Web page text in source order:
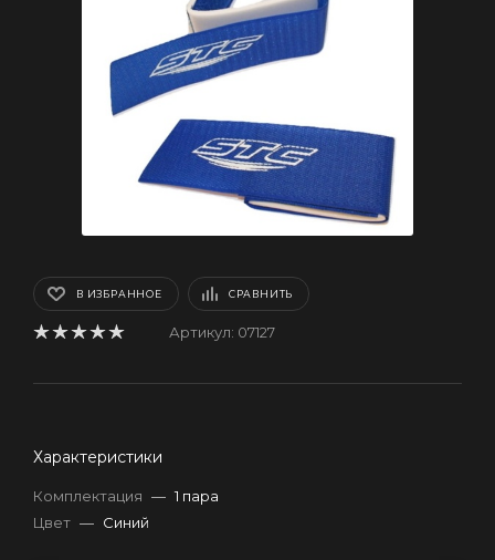
В ИЗБРАННОЕ СРАВНИТЬ
Артикул: 07127
Характеристики
Комплектация — 1 пара
Цвет — Синий